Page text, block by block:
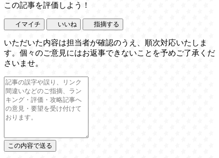
この記事を評価しよう！
イマイチ いいね 指摘する
いただいた内容は担当者が確認のうえ、順次対応いたしま
す。個々のご意見にはお返事できないことを予めご了承くだ
さいませ。